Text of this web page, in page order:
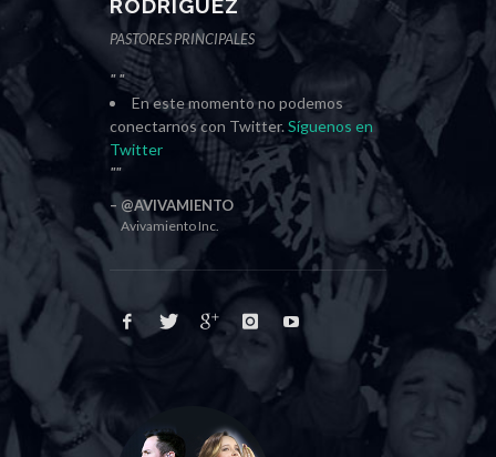
RODRÍGUEZ
PASTORES PRINCIPALES
En este momento no podemos
conectarnos con Twitter. Síguenos en
Twitter
@AVIVAMIENTO
Avivamiento Inc.